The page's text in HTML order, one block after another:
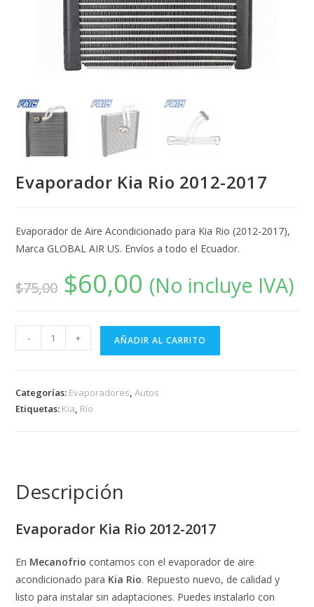
Evaporador Kia Rio 2012-2017
Evaporador de Aire Acondicionado para Kia Rio (2012-2017),
Marca GLOBAL AIR US. Envíos a todo el Ecuador.
$75,00 $60,00 (No incluye IVA)
- + AÑADIR AL CARRITO
Categorías: Evaporadores,Autos
Etiquetas: Kia, Río
Descripción
Evaporador Kia Rio 2012-2017
En Mecanofrio contamos con el evaporador de aire
acondicionado para Kia Rio. Repuesto nuevo, de calidad y
listo para instalar sin adaptaciones. Puedes instalarlo con